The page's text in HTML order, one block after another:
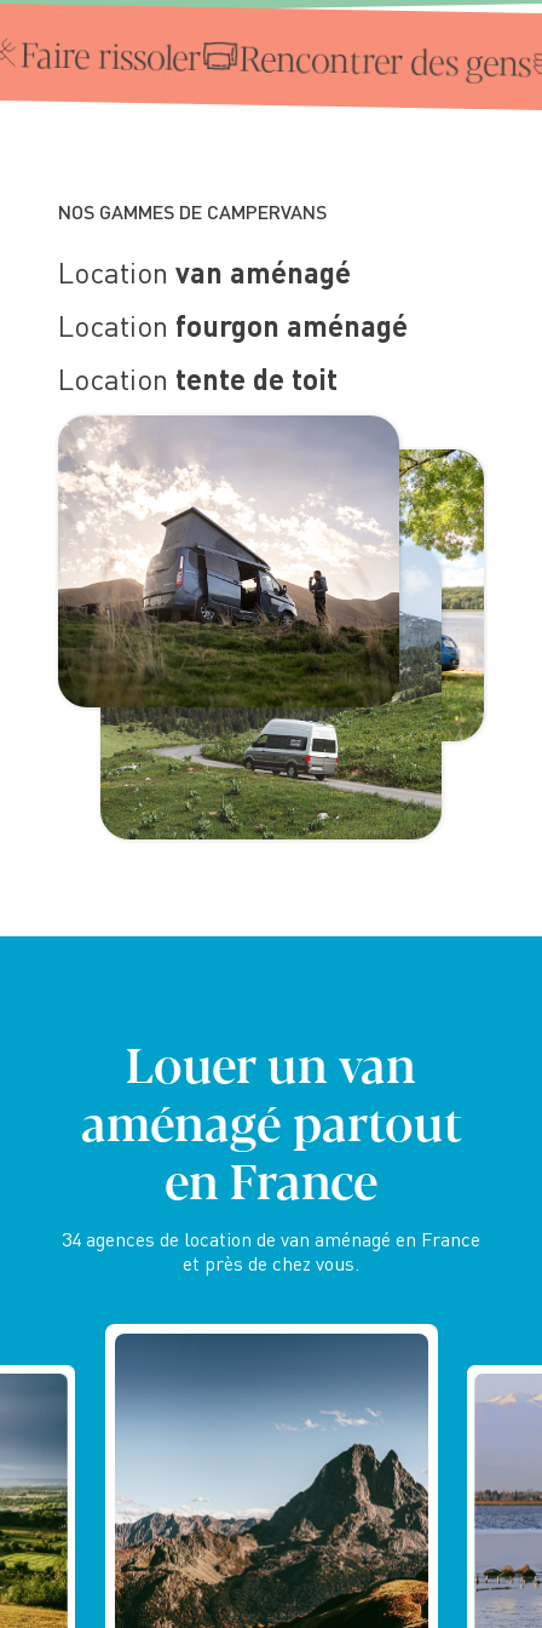
rissoler Rencontrer des gens
NOS GAMMES DE CAMPERVANS
Location van aménagé
Location fourgon aménagé
Location tente de toit
Louer un van
aménagépartout
en France
34 agences de location de van aménagé en France
et près de chez vous.